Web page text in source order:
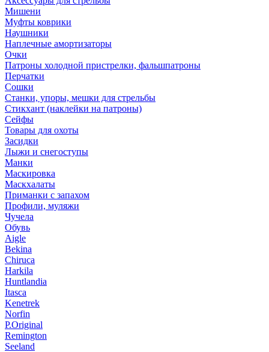
Мишени
Муфты коврики
Наушники
Наплечные амортизаторы
Очки
Патроны холодной пристрелки, фальшпатроны
Перчатки
Сошки
Станки, упоры, мешки для стрельбы
Стикхант (наклейки на патроны)
Сейфы
Товары для охоты
Засидки
Лыжи и снегоступы
Манки
Маскировка
Маскхалаты
Приманки с запахом
Профили, муляжи
Чучела
Обувь
Aigle
Bekina
Chiruсa
Harkila
Huntlandia
Itasca
Kenetrek
Norfin
P.Original
Remington
Seeland